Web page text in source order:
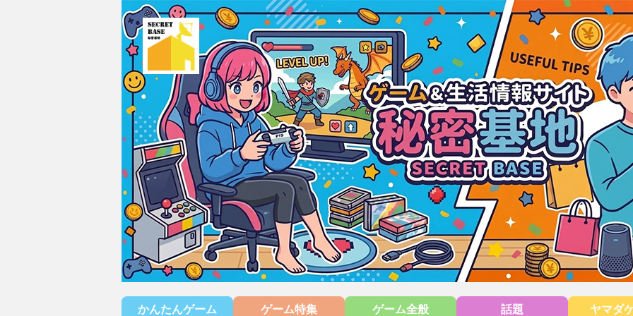
かんたんゲーム ゲーム特集 ゲーム全般 話題 ヤマダ